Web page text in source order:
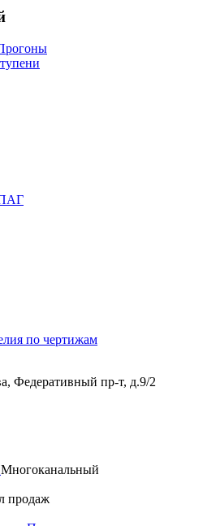
по чертижам
Федеративный пр-т, д.9/2
Многоканальный
продаж